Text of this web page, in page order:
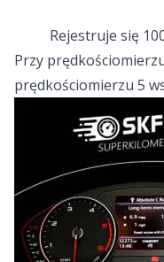
Rejestruje się
Przy
prędkościomierzu 5